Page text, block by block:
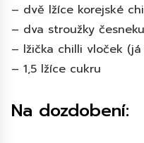
– dvě lžíce korejské
– dva stroužky česneku
– lžička chilli vloček
– 1,5 lžíce cukru
Na dozdobení: